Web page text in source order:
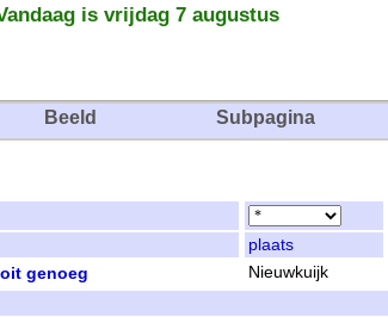
is vrijdag 7 augustus
Beeld Subpagina
plaats
genoeg Nieuwkuijk